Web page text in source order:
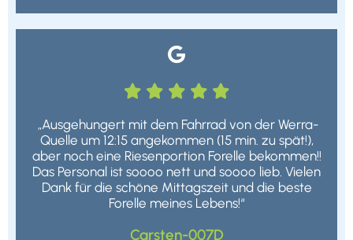

    
„Ausgehungert mit dem Fahrrad von der Werra-
Quelle um 12:15 angekommen (15 min. zu spät!),
aber noch eine Riesenportion Forelle bekommen!!
Das Personal ist soooo nett und soooo lieb. Vielen
Dank für die schöne Mittagszeit und die beste
Forelle meines Lebens!“
Carsten-007D